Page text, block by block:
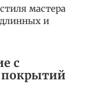
мастера
и
с
покрытий